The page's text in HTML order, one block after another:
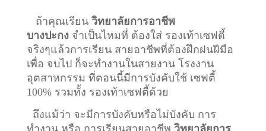
ถ้าคุณเรียน วิทยาลัยการอาชีพ
บางปะกงจำเป็นไหมที่ ต้องใส่ รองเท้าเซฟตี้
จริงๆแล้วการเรียน สายอาชีพที่ต้องฝึกฝนฝีมือ
เพื่อ จบไป ก็จะทำงานในสายงาน โรงงาน
อุตสาหกรรม ที่ตอนนี้มีการบังคับใช้ เซฟตี้
100% รวมทั้ง รองเท้าเซฟตี้ด้วย
ถึงแม้ว่า จะมีการบังคับหรือไม่บังคับ การ
ทำงาน หรือ การเรียนสายอาชีพ วิทยาลัยการ